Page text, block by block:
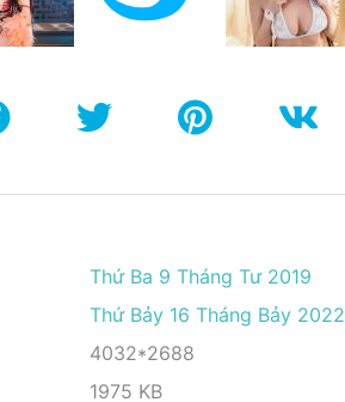
Thứ Ba 9 Tháng Tư 2019
Thứ Bảy 16 Tháng Bảy 2022
4032*2688
1975 KB